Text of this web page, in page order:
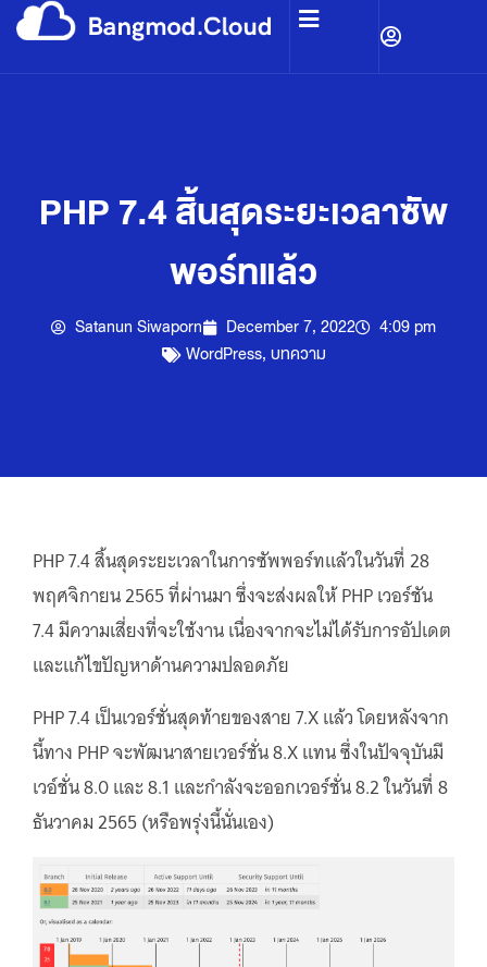
PHP 7.4 สิ้นสุดระยะเวลาซัพ
พอร์ทแล้ว
Satanun Siwaporn December 7, 2022
4:09 pm
WordPress, บทความ
PHP 7.4 สิ้นสุดระยะเวลาในการซัพพอร์ทแล้วในวันที่ 28
พฤศจิกายน 2565 ที่ผ่านมา ซึ่งจะส่งผลให้ PHP เวอร์ชัน
7.4 มีความเสี่ยงที่จะใช้งาน เนื่องจากจะไม่ได้รับการอัปเดต
และแก้ไขปัญหาด้านความปลอดภัย
PHP 7.4 เป็นเวอร์ชั่นสุดท้ายของสาย 7.X แล้ว โดยหลังจาก
นี้ทาง PHP จะพัฒนาสายเวอร์ชั่น 8.X แทน ซึ่งในปัจจุบันมี
เวอ์ชั่น 8.0 และ 8.1 และกำลังจะออกเวอร์ชั่น 8.2 ในวันที่ 8
ธันวาคม 2565 (หรือพรุ่งนี้นั่นเอง)